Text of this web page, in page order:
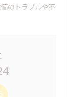
のトラブルや不